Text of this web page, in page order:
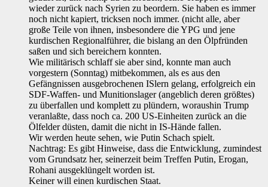
wieder zurück nach Syrien zu beordern. Sie haben es immer
noch nicht kapiert, tricksen noch immer. (nicht alle, aber
große Teile von ihnen, insbesondere die YPG und jene
kurdischen Regionalführer, die bislang an den Ölpfründen
saßen und sich bereichern konnten.
Wie militärisch schlaff sie aber sind, konnte man auch
vorgestern (Sonntag) mitbekommen, als es aus den
Gefängnissen ausgebrochenen ISlern gelang, erfolgreich ein
SDF-Waffen- und Munitionslager (angeblich deren größtes)
zu überfallen und komplett zu plündern, woraushin Trump
veranlaßte, dass noch ca. 200 US-Einheiten zurück an die
Ölfelder düsten, damit die nicht in IS-Hände fallen.
Wir werden heute sehen, wie Putin Schach spielt.
Nachtrag: Es gibt Hinweise, dass die Entwicklung, zumindest
vom Grundsatz her, seinerzeit beim Treffen Putin, Erogan,
Rohani ausgeklüngelt worden ist.
Keiner will einen kurdischen Staat.